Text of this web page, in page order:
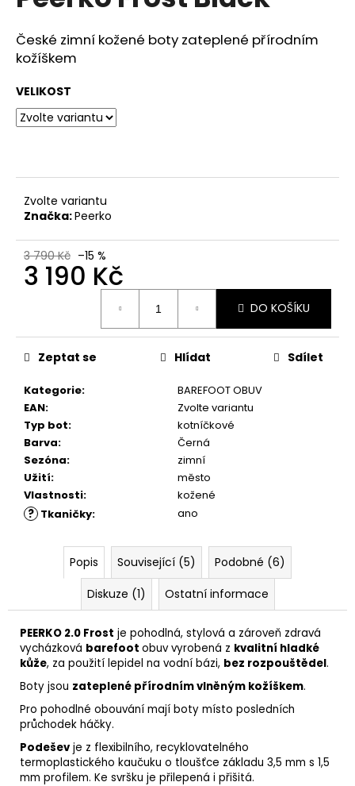
z
5
hvězdiček.
České zimní kožené boty zateplené přírodním
kožíškem
VELIKOST
Zvolte variantu
Značka:Peerko
3 790 Kč –15 %
3 190 Kč
DO KOŠÍKU
Kategorie:
BAREFOOT OBUV
EAN:
Zvolte variantu
Typ bot:
kotníčkové
Barva:
Černá
Sezóna:
zimní
Užití:
město
Vlastnosti: kožené
? Tkaničky: ano
Zeptat se Hlídat Sdílet
Popis Související (5)
Podobné (6)
Diskuze (1)
Ostatní informace
PEERKO 2.0 Frost je pohodlná, stylová a zároveň zdravá
vycházková barefoot obuv vyrobená z kvalitní hladké
kůže, za použití lepidel na vodní bázi, bez rozpouštědel.
Boty jsou zateplené přírodním vlněným kožíškem.
Pro pohodlné obouvání mají boty místo posledních
průchodek háčky.
Podešev je z flexibilního, recyklovatelného
termoplastického kaučuku o tloušťce základu 3,5 mm s 1,5
mm profilem. Ke svršku je přilepená i přišitá.
j
í
t
?
D
o
p
u
č
e
m
e
COMBI
CLEAN
&